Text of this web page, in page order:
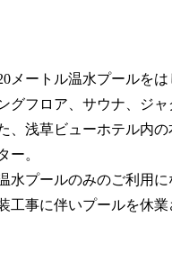
メートル温水プールを
グフロア、サウナ、ジャ
、浅草ビューホテル内の
ー。
プールのみのご利用に
工事に伴いプールを休業